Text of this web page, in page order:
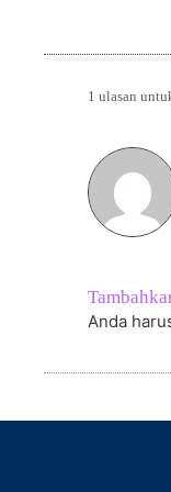
1 ulasan
Anda